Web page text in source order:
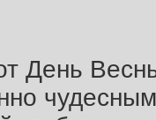
День
чудесным